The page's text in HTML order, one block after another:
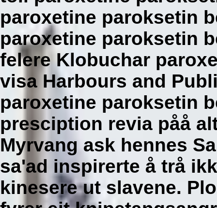
paroxetine paroksetin
paroxetine paroksetin
felere Klobuchar
visa Harbours and
paroxetine paroksetin
presciption revia påå
Myrvang ask hennes
sa'ad inspirerte å trå
kinesere ut slavene.